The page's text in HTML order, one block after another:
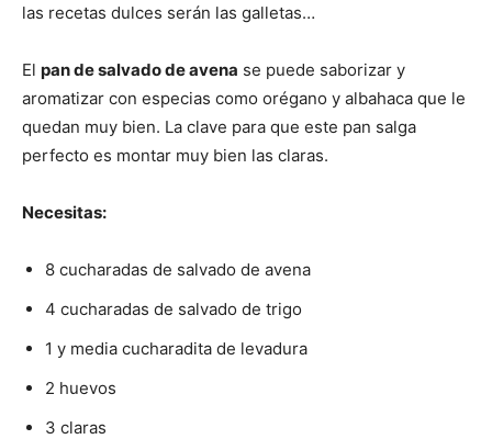
las recetas dulces serán las galletas…
El pan de salvado de avena se puede saborizar y
aromatizar con especias como orégano y albahaca que le
quedan muy bien. La clave para que este pan salga
perfecto es montar muy bien las claras.
Necesitas:
8 cucharadas de salvado de avena
4 cucharadas de salvado de trigo
1 y media cucharadita de levadura
2 huevos
3 claras